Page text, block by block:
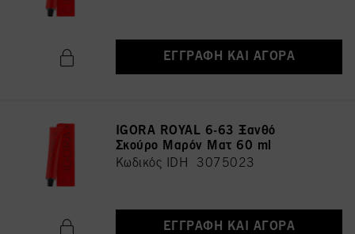
ΕΓΓΡΑΦΉ ΚΑΙ ΑΓΟΡΆ
IGORA ROYAL 6-63 Ξανθό
Σκούρο Μαρόν Ματ 60 ml
Κωδικός IDH 3075023
ΕΓΓΡΑΦΉ ΚΑΙ ΑΓΟΡΆ